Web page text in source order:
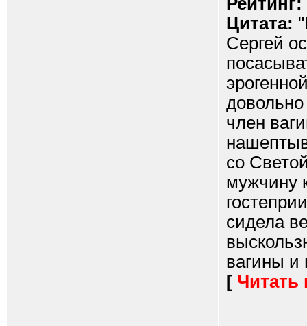
Цитата:
Сергей
член
со
мужчину
сидела
вагины и
[ Читать